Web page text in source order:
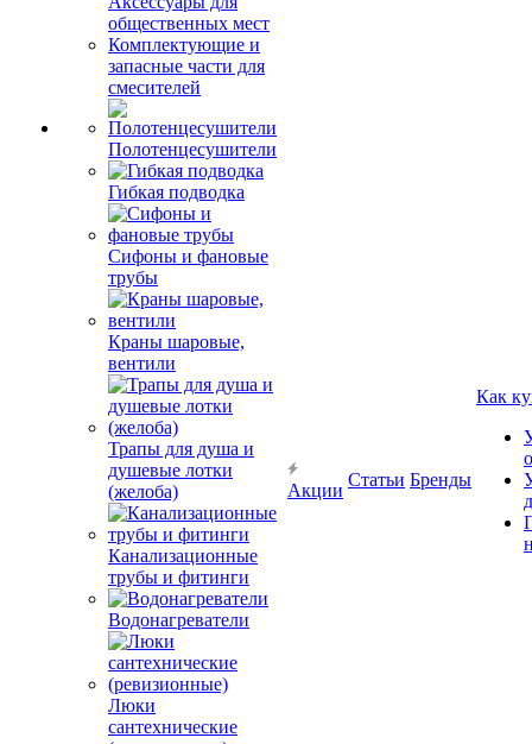
общественных мест
Комплектующие и
запасные части для
смесителей
Полотенцесушители
Гибкая подводка
Сифоны и фановые
трубы
Краны шаровые,
вентили
Трапы для душа и
душевые лотки
(желоба)
Канализационные
трубы и фитинги
Водонагреватели
Люки
сантехнические
Акции
Статьи Бренды
Как